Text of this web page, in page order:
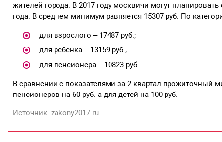
жителей города. В 2017 году москвичи могут
года. В среднем минимум равняется 15307 руб. По
для взрослого – 17487 руб.;
для ребенка – 13159 руб.;
для пенсионера – 10823 руб.
В сравнении с показателями за 2 квартал прожиточный
пенсионеров на 60 руб. а для детей на 100 руб.
Источник: zakony2017.ru